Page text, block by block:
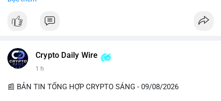
cổ đông vào tháng 2.
- Định chế tài chính: Delaware Life đưa BTC vào sản phẩm bảo
hiểm; Galaxy Digital lập quỹ đầu tư 100 triệu USD.
#binancesquare
$btc $eth $sol $xrp
Crypto Daily Wire
1 h
📰 BẢN TIN TỔNG HỢP CRYPTO SÁNG - 09/08/2026